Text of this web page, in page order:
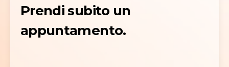
Prendi subito un
appuntamento.